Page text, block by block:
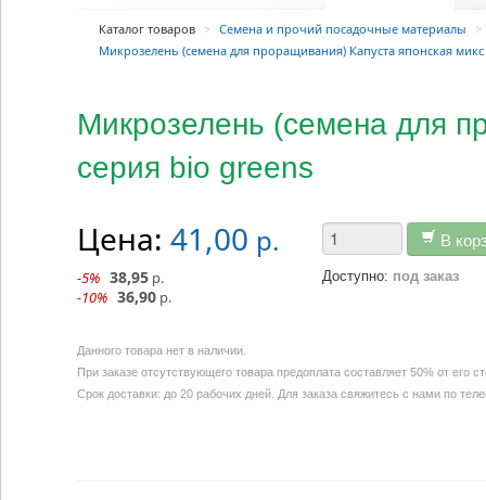
Каталог товаров > Семена и прочий посадочные материалы
>
Микрозелень (семена для проращивания) Капуста японская
Микрозелень (семена для
серия bio greens
Цена: 41,00 р.
-5% 38,95 р.
-10% 36,90 р.
В
Доступно: под заказ
Данного товара нет в наличии.
При заказе отсутствующего товара предоплата составляет 50% от его
Срок доставки: до 20 рабочих дней. Для заказа свяжитесь с нами по